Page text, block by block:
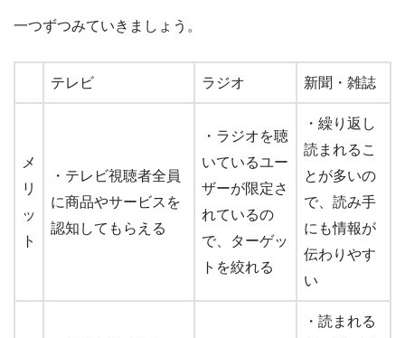
一つずつみていきましょう。
テレビ ラジオ 新聞・雑誌
メ
リ
ッ
ト
・テレビ視聴者全員
に商品やサービスを
認知してもらえる
・ラジオを聴
いているユー
ザーが限定さ
れているの
で、ターゲッ
トを絞れる
・​​繰り返し
読まれるこ
とが多いの
で、読み手
にも情報が
伝わりやす
い
・読まれる